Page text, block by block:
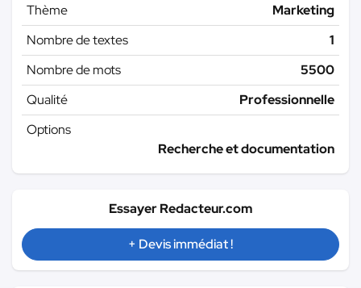
Thème
Marketing
Nombre de textes
1
Nombre de mots
5500
Qualité
Professionnelle
Options
Recherche et documentation
Essayer Redacteur.com
+ Devis immédiat !